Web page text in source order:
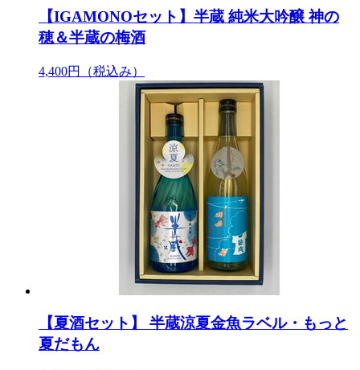
【IGAMONOセット】半蔵 純米大吟醸 神の
穂＆半蔵の梅酒
4,400円 （税込み）
【夏酒セット】 半蔵涼夏金魚ラベル・もっと
夏だもん